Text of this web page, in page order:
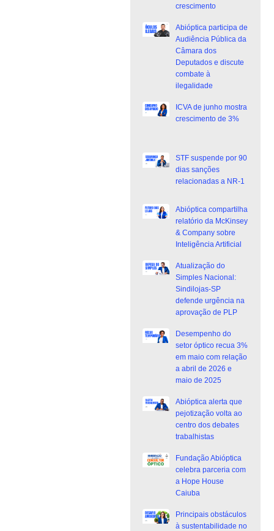
crescimento
Abióptica participa de
Audiência Pública da
Câmara dos
Deputados e discute
combate à
ilegalidade
ICVA de junho mostra
crescimento de 3%
STF suspende por 90
dias sanções
relacionadas a NR-1
Abióptica compartilha
relatório da McKinsey
& Company sobre
Inteligência Artificial
Atualização do
Simples Nacional:
Sindilojas-SP
defende urgência na
aprovação de PLP
Desempenho do
setor óptico recua 3%
em maio com relação
a abril de 2026 e
maio de 2025
Abióptica alerta que
pejotização volta ao
centro dos debates
trabalhistas
Fundação Abióptica
celebra parceria com
a Hope House
Caiuba
Principais obstáculos
à sustentabilidade no